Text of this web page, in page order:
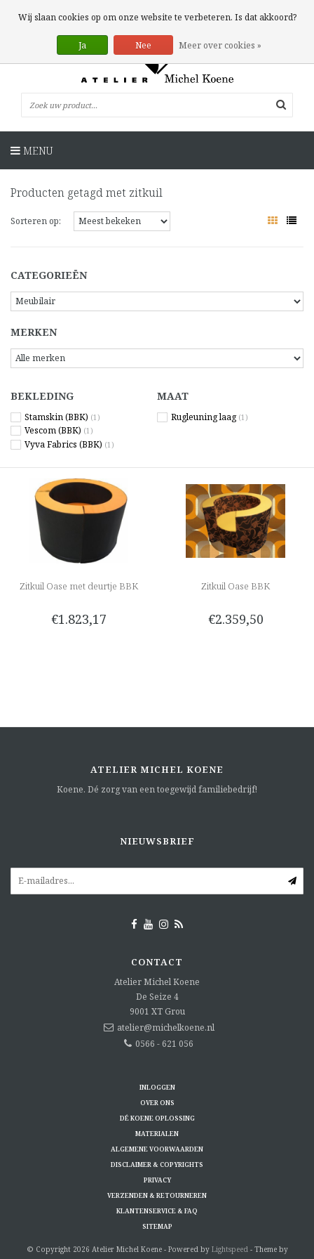
0 Artikelen
MENU
Producten getagd met zitkuil
Sorteren op:
CATEGORIEËN
MERKEN
BEKLEDING
Stamskin (BBK) (1)
Vescom (BBK) (1)
Vyva Fabrics (BBK) (1)
MAAT
Rugleuning laag (1)
Zitkuil Oase met deurtje BBK
€1.823,17
Zitkuil Oase BBK
€2.359,50
ATELIER MICHEL KOENE
Koene. Dé zorg van een toegewijd familiebedrijf!
NIEUWSBRIEF
CONTACT
Atelier Michel Koene
De Seize 4
9001 XT Grou
atelier@michelkoene.nl
0566 - 621 056
INLOGGEN
OVER ONS
DÉ KOENE OPLOSSING
MATERIALEN
ALGEMENE VOORWAARDEN
DISCLAIMER & COPYRIGHTS
PRIVACY
VERZENDEN & RETOURNEREN
KLANTENSERVICE & FAQ
SITEMAP
© Copyright 2026 Atelier Michel Koene - Powered by Lightspeed- Theme by
Wij slaan cookies op om onze website te verbeteren. Is dat akkoord?
Ja Nee Meer over cookies »